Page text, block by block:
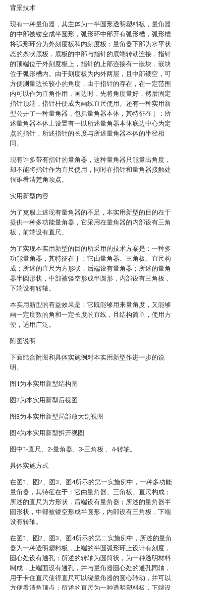
背景技术
现有一种量角器，其主体为一半圆形透明塑料板，量角器
的中部被镂空成半圆形，弧形环中部开有弧形槽，弧形槽
将弧形环分为外刻度板和内刻度板；量角器下部为水平状
态的条状底板，底板的中部与指针的底端转动连接，指针
的顶端位于外刻度板上，指针的上部连接有一嵌块，嵌块
位于弧形槽内。由于刻度板为内外两层，且中部镂空，可
方便测量边长较小的角度，由于指针的存在，在一定范围
内可以作为直角作用，画边时，先将角度量好，然后固定
指针顶端，指针杆便成为画线直尺使用。还有一种实用新
型公开了一种量角器，包括量角器本体，其特征在于：所
述量角器本体上设置有一以所述量角器本体底边中心为定
点的指针，所述指针的长度与所述量角器本体的半径相
同。
现有许多带有指针的量角器，这种量角器只能量出角度，
却不能将指针作为直尺使用，同时在指针和量角器接触处
很难看清楚角顶点。
实用新型内容
为了克服上述现有量角器的不足，本实用新型的目的在于
提供一种多功能量角器，它采用在量角器的内部设有三角
板，前端设有直尺。
为了实现本实用新型的目的所采用的技术方案是：一种多
功能量角器，其特征在于：它由量角器、三角板、直尺构
成；所述的直尺为方形状，后端设有量角器；所述的量角
器半圆形状，中部被镂空形成半圆形，内部设有三角板，
下端设有转轴。
本实用新型的有益效果是：它既能够用来量角度，又能够
画一定度数的角和一定长度的直线，且结构简单，使用方
便，适用广泛。
附图说明
下面结合附图和具体实施例对本实用新型作进一步的说
明。
图1为本实用新型结构图
图2为本实用新型后视图
图3为本实用新型局部放大剖视图
图4为本实用新型拆开视图
图中1-直尺、2-量角器、3-三角板 、4-转轴。
具体实施方式
在图1、图2、图3、图4所示的第一实施例中，一种多功能
量角器，其特征在于：它由量角器、三角板、直尺构成；
所述的直尺为方形状，后端设有量角器；所述的量角器半
圆形状，中部被镂空形成半圆形，内部设有三角板，下端
设有转轴。
在图1、图2、图3、图4所示的第二实施例中，所述的量角
器为一种透明塑料板，上端的半圆弧形环上设计有刻度，
圆心处设有通孔；所述的转轴为圆筒状，为一种透明材料
制成，上端面设有通孔，并与量角器圆心处的通孔同轴，
用于卡住直尺使得直尺可以绕量角器的圆心转动，并可以
方便看清角顶点；所述的直尺为一种透明塑料板，下端设